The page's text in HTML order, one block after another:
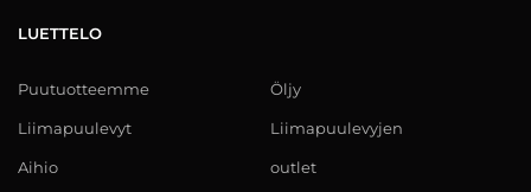
LUETTELO
Puutuotteemme
Liimapuulevyt
Aihio
Öljy
Liimapuulevyjen
outlet